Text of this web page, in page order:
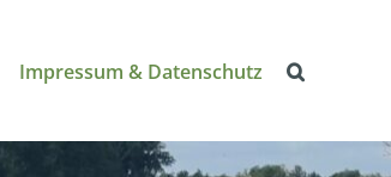
Impressum & Datenschutz